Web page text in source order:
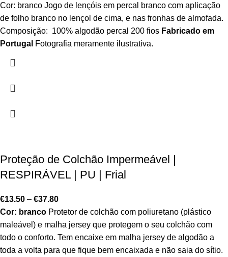
Cor: branco Jogo de lençóis em percal branco com aplicação
de folho branco no lençol de cima, e nas fronhas de almofada.
Composição: 100% algodão percal 200 fios Fabricado em
Portugal Fotografia meramente ilustrativa.
Proteção de Colchão Impermeável |
RESPIRÁVEL | PU | Frial
€13.50 – €37.80
Cor: branco Protetor de colchão com poliuretano (plástico
maleável) e malha jersey que protegem o seu colchão com
todo o conforto. Tem encaixe em malha jersey de algodão a
toda a volta para que fique bem encaixada e não saia do sítio.